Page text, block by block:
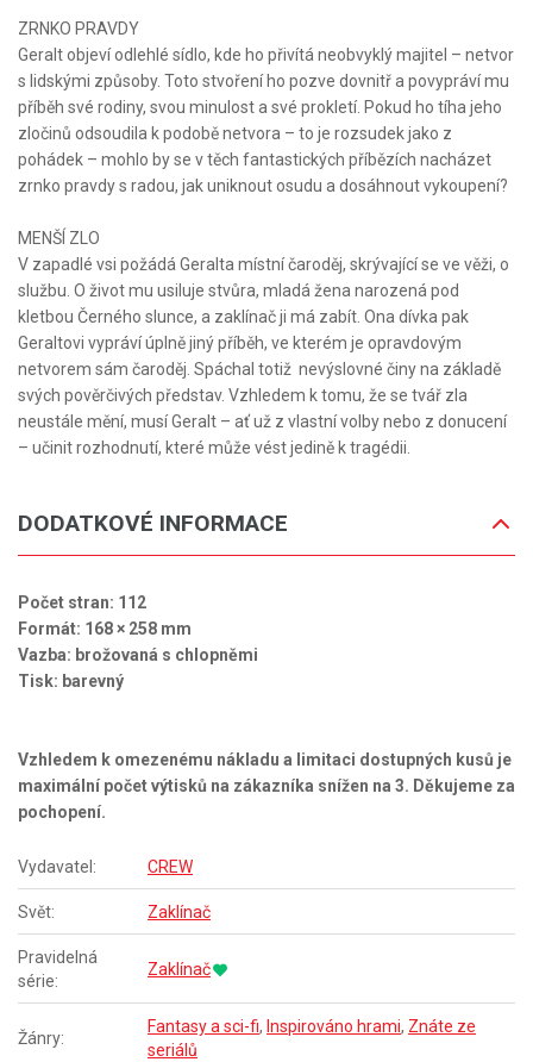
ZRNKO PRAVDY
Geralt objeví odlehlé sídlo, kde ho přivítá neobvyklý majitel – netvor
s lidskými způsoby. Toto stvoření ho pozve dovnitř a povypráví mu
příběh své rodiny, svou minulost a své prokletí. Pokud ho tíha jeho
zločinů odsoudila k podobě netvora – to je rozsudek jako z
pohádek – mohlo by se v těch fantastických příbězích nacházet
zrnko pravdy s radou, jak uniknout osudu a dosáhnout vykoupení?
MENŠÍ ZLO
V zapadlé vsi požádá Geralta místní čaroděj, skrývající se ve věži, o
službu. O život mu usiluje stvůra, mladá žena narozená pod
kletbou Černého slunce, a zaklínač ji má zabít. Ona dívka pak
Geraltovi vypráví úplně jiný příběh, ve kterém je opravdovým
netvorem sám čaroděj. Spáchal totiž nevýslovné činy na základě
svých pověrčivých představ. Vzhledem k tomu, že se tvář zla
neustále mění, musí Geralt – ať už z vlastní volby nebo z donucení
– učinit rozhodnutí, které může vést jedině k tragédii.
DODATKOVÉ INFORMACE
Počet stran: 112
Formát: 168 × 258 mm
Vazba: brožovaná s chlopněmi
Tisk: barevný
Vzhledem k omezenému nákladu a limitaci dostupných kusů je
maximální počet výtisků na zákazníka snížen na 3. Děkujeme za
pochopení.
Vydavatel: CREW
Svět: Zaklínač
Pravidelná
série:
Zaklínač
Žánry:
Fantasy a sci-fi, Inspirováno hrami, Znáte ze
seriálů